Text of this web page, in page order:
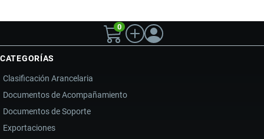
0
CATEGORÍAS
Clasificación Arancelaria
Documentos de Acompañamiento
Documentos de Soporte
Exportaciones